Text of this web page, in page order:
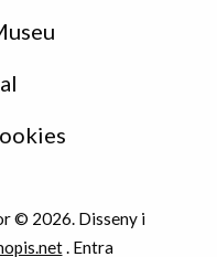
© 2026. Disseny i
Entra